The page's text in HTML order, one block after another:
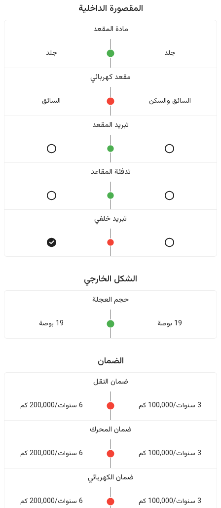
المقصورة الداخلية
مادة المقعد
جلد جلد
مقعد كهربائي
السائق والسکن السائق
تبريد المقعد
تدفئة المقاعد
تبريد خلفي
الشكل الخارجي
حجم العجلة
19 بوصة 19 بوصة
الضمان
ضمان النقل
3 سنوات/100,000 كم 6 سنوات/200,000 كم
ضمان المحرك
3 سنوات/100,000 كم 6 سنوات/200,000 كم
ضمان الكهربائي
3 سنوات/100,000 كم 6 سنوات/200,000 كم